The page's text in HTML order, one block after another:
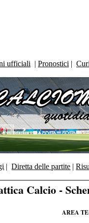
ufficiali | Pronostici |
|Diretta delle partite |
Calcio -
AREA